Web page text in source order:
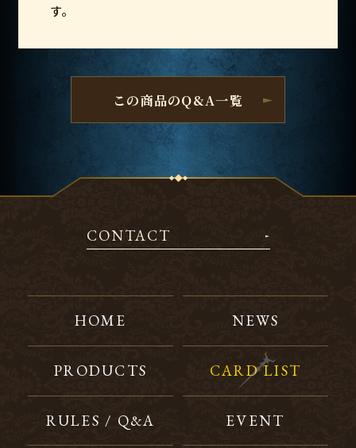
す。
この商品のQ&A一覧
CONTACT
HOME NEWS
PRODUCTS CARD LIST
RULES / Q&A EVENT